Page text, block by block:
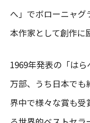
へ」でボローニャ
本作家として創作に
1969年発表の「は
万部、うち日本でも
界中で様々な賞も受